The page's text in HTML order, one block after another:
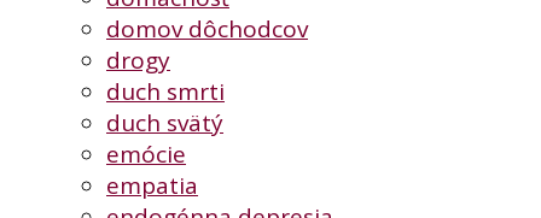
domov dôchodcov
drogy
duch smrti
duch svätý
emócie
empatia